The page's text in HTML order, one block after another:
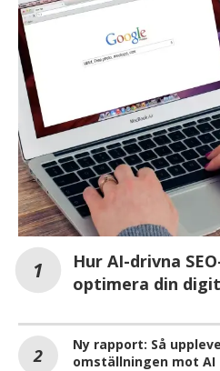
Hur AI-drivna
optimera din
Ny rapport: Så
omställningen mot AI